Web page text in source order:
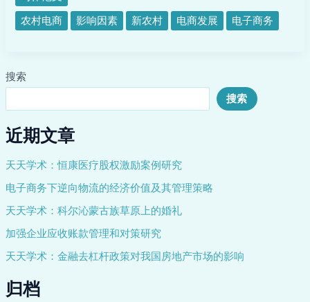
搜索
搜索
近期文章
天天学术：恒康医疗股权激励案例研究
电子商务下逆向物流的经济价值及其管理策略
天天学术：科尔沁蒙古族草原上的婚礼
加强企业应收账款管理和对策研究
天天学术：金融去杠杆政策对我国房地产市场的影响
归档
中
存
问
及
对
策
农村电商
影响因素 新农村 电商发展 电子商务